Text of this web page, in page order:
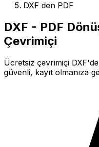
DXF den PDF
DXF - PDF
Çevrimiçi
Ücretsiz çevrimiçi
güvenli, kayıt olmanıza